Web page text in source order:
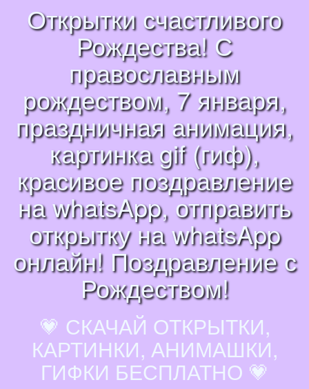
Открытки счастливого
Рождества! С
православным
рождеством, 7 января,
праздничная анимация,
картинка gif (гиф),
красивое поздравление
на whatsApp, отправить
открытку на whatsApp
онлайн! Поздравление с
Рождеством!
💗 СКАЧАЙ ОТКРЫТКИ,
КАРТИНКИ, АНИМАШКИ,
ГИФКИ БЕСПЛАТНО 💗